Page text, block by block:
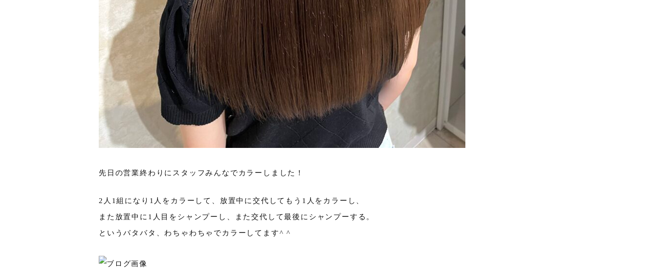
先日の営業終わりにスタッフみんなでカラーしました！
2人1組になり1人をカラーして、放置中に交代してもう1人をカラーし、
また放置中に1人目をシャンプーし、また交代して最後にシャンプーする。
というバタバタ、わちゃわちゃでカラーしてます^ ^